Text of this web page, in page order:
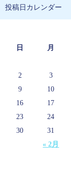
投稿日カレンダー
日 月
« 2月
2
3
9
10
16
17
23
24
30
31